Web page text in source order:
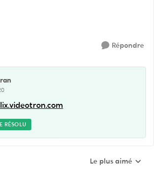
Répondre
RÉSOLU
Réponses triées
Le plus aimé